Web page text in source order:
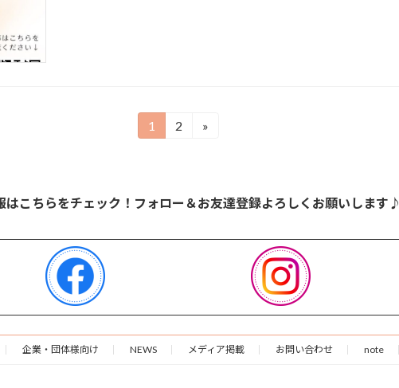
固
ジ
1
固
ジ
2 »
はこちらをチェック！フォロー＆お友達登録よろしくお願いします♪
企業・団体様向け NEWS メディア掲載 お問い合わせ note